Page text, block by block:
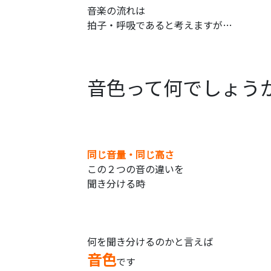
音楽の流れは
拍子・呼吸であると考えますが…
音色って何でしょう
同じ音量・同じ高さ
この２つの音の違いを
聞き分ける時
何を聞き分けるのかと言えば
音色です